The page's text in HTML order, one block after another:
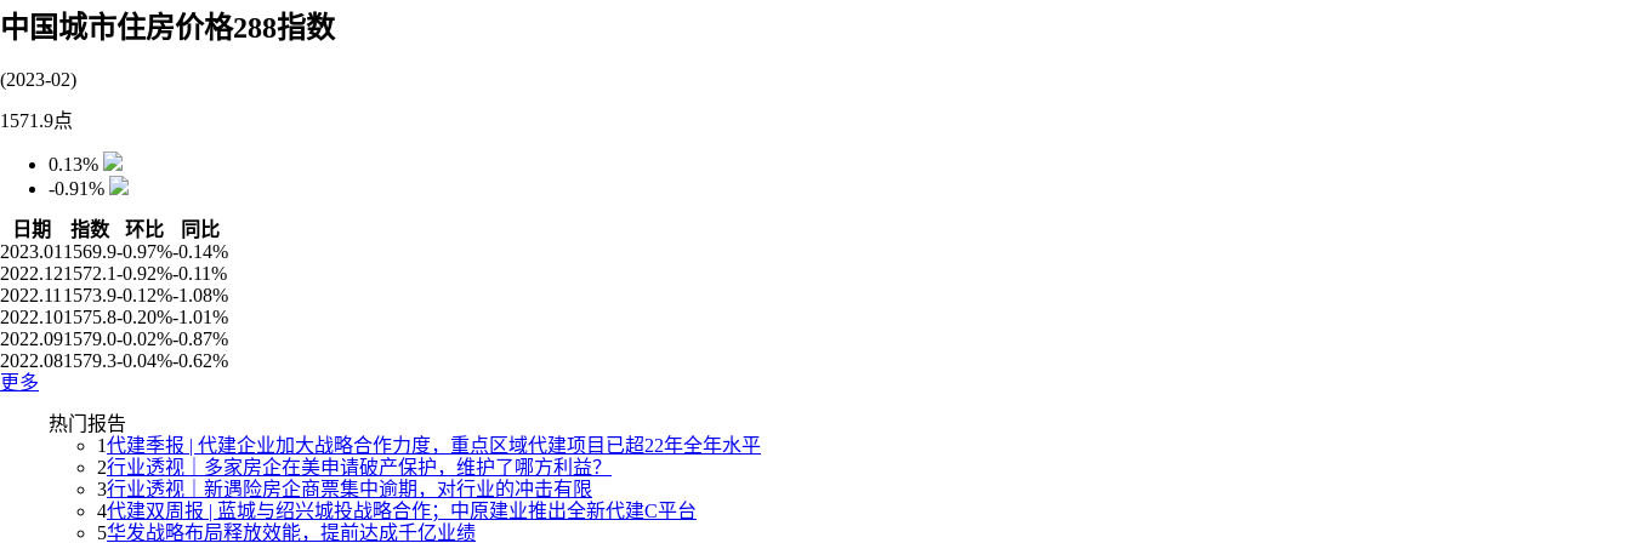
中国城市住房价格288指数
(2023-02)
1571.9点
0.13%
-0.91%
日期
指数 环比
同比
2023.01 1569.9-0.97%-0.14%
2022.121572.1-0.92%-0.11%
2022.11 1573.9-0.12%-1.08%
2022.101575.8-0.20%-1.01%
2022.091579.0-0.02%-0.87%
2022.081579.3-0.04%-0.62%
更多
热门报告
1代建季报 | 代建企业加大战略合作力度，重点区域代建项目已超22年全年水平
2行业透视｜多家房企在美申请破产保护，维护了哪方利益？
3行业透视｜新遇险房企商票集中逾期，对行业的冲击有限
4代建双周报 | 蓝城与绍兴城投战略合作；中原建业推出全新代建C平台
5华发战略布局释放效能，提前达成千亿业绩